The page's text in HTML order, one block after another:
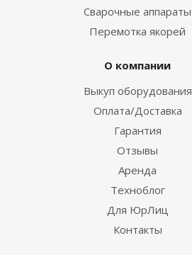
Сварочные аппараты
Перемотка якорей
О компании
Выкуп оборудования
Оплата/Доставка
Гарантия
Отзывы
Аренда
Техноблог
Для ЮрЛиц
Контакты